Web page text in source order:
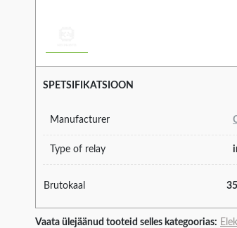
SPETSIFIKATSIOON
Manufacturer
Type of relay
Brutokaal
Vaata ülejäänud tooteid selles kategoorias: